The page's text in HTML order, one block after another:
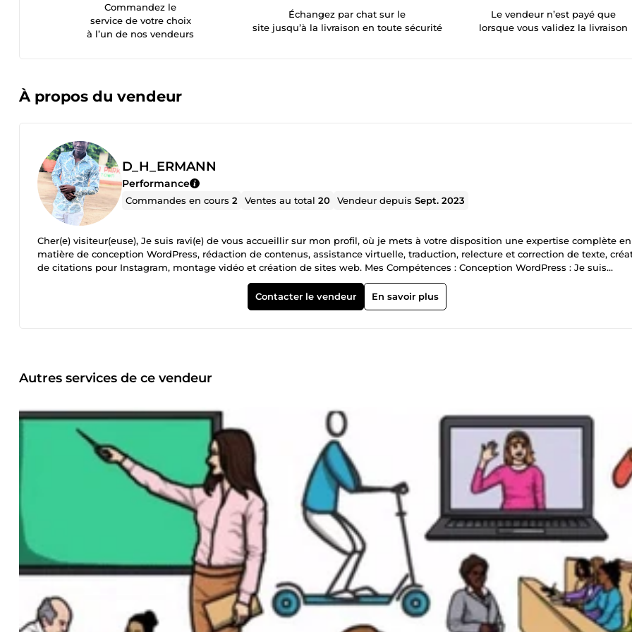
Commandez le
service de votre choix
à l’un de nos vendeurs
Échangez par chat sur le
site jusqu’à la livraison en toute sécurité
Le vendeur n’est payé que
lorsque vous validez la livraison
À propos du vendeur
D_H_ERMANN
Performance
Commandes en cours2 Ventes au total20 Vendeur depuisSept. 2023
Cher(e) visiteur(euse), Je suis ravi(e) de vous accueillir sur mon profil, où je mets à votre disposition une expertise complète en
matière de conception WordPress, rédaction de contenus, assistance virtuelle, traduction, relecture et correction de texte,
de citations pour Instagram, montage vidéo et création de sites web. Mes Compétences : Conception WordPress : Je suis
passionné(e) par la création de sites web fonctionnels, intuitifs et esthétiques sur la plateforme WordPress. Mon approche se
sur une compréhension approfondie de vos besoins pour livrer un produit final qui dépasse vos attentes. Rédaction de
J'ai une forte expérience dans la création de contenus engageants, qu'il s'agisse d'articles de blog, de copies pour sites web,
qualité. Je m'assure que le ton, le style et l'intention du texte original sont préservés dans la langue cible. Relecture et
Instagram : Je crée des citations inspirantes et percutantes qui captent l'attention de votre audience sur les réseaux sociaux,
renforçant ainsi votre présence et votre message. Montage Vidéo : À l'aide d'outils de montage avancés, je transforme vos
en des œuvres captivantes, prêtes à être partagées sur diverses plateformes. Création de Sites Web : En plus de la
WordPress, je suis également capable de créer des sites web sur mesure, alignés sur vos objectifs spécifiques. Pourquoi
Avec Moi : Ma passion pour l'excellence et mon engagement envers la satisfaction du client sont les piliers de mon approche
professionnelle. Chaque projet est une nouvelle opportunité de créer quelque chose d'extraordinaire. Si vous recherchez une
personne polyvalente, fiable et dévouée pour vous accompagner dans votre parcours digital, je serais ravi(e) de discuter de la
dont je peux vous aider à atteindre vos objectifs. N'hésitez pas à me contacter pour discuter de vos besoins spécifiques.
Contacter le vendeur En savoir plus
Autres services de ce vendeur